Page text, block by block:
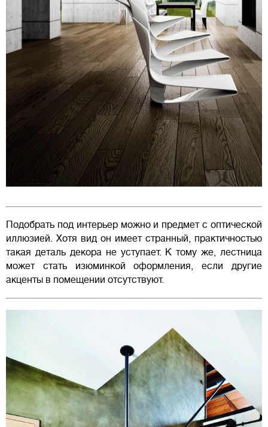
Подобрать под интерьер можно и предмет с оптической
иллюзией. Хотя вид он имеет странный, практичностью
такая деталь декора не уступает. К тому же, лестница
может стать изюминкой оформления, если другие
акценты в помещении отсутствуют.